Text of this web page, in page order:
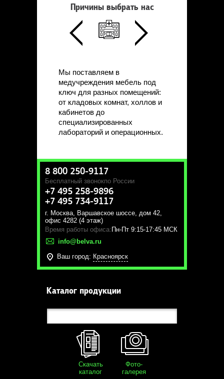
Причины выбрать нас
Мы поставляем в
медучреждения мебель под
ключ для разных помещений:
от кладовых комнат, холлов и
кабинетов до
специализированных
лабораторий и операционных.
8 800 250-9117
Бесплатный звонокпо России
+7 495 258-9896
+7 495 734-9117
г. Москва, Варшавское шоссе, дом 42,
офис 4282 (4 этаж)
Время работы офиса: Пн-Пт 9:15-17:45 МСК
info@belva.ru
Ваш город: Красноярск
Каталог продукции
Скачать
каталог
Фото-
галерея